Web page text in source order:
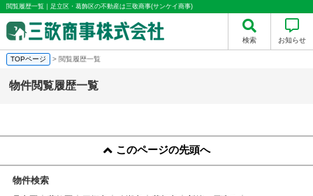
閲覧履歴一覧｜足立区・葛飾区の不動産は三敬商事(サンケイ商事)
検索 お知らせ
TOPページ > 閲覧履歴一覧
物件閲覧履歴一覧
このページの先頭へ
物件検索